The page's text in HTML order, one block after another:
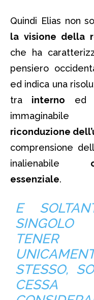
Quindi Elias non
la visione della
che ha
pensiero
ed indica una
tra interno ed
riconduzione
comprensione
inalienabile
essenziale.
E
SINGOLO
TENER
STESSO,